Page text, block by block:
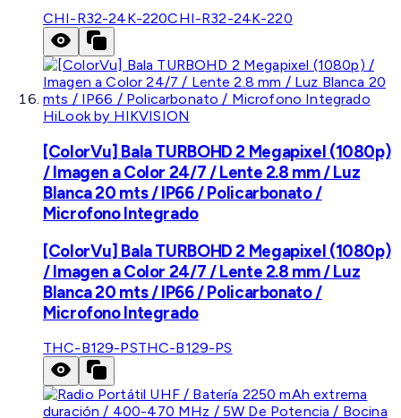
CHI-R32-24K-220CHI-R32-24K-220
HiLook by HIKVISION
[ColorVu] Bala TURBOHD 2 Megapixel (1080p)
/ Imagen a Color 24/7 / Lente 2.8 mm / Luz
Blanca 20 mts / IP66 / Policarbonato /
Microfono Integrado
[ColorVu] Bala TURBOHD 2 Megapixel (1080p)
/ Imagen a Color 24/7 / Lente 2.8 mm / Luz
Blanca 20 mts / IP66 / Policarbonato /
Microfono Integrado
THC-B129-PSTHC-B129-PS